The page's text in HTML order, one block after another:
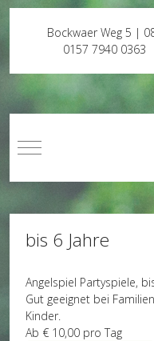
Bockwaer Weg 5 |
0157 7940 0363
Mobile Menu Toggle
bis 6 Jahre
Angelspiel Partyspiele,
Gut geeignet bei
Kinder.
Ab € 10,00 pro Tag